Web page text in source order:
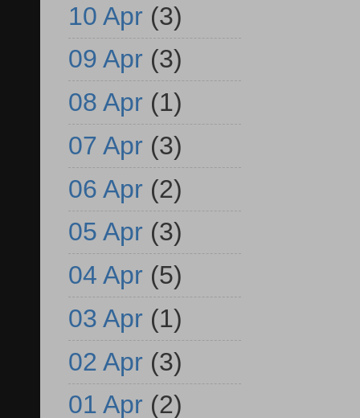
10 Apr (3)
09 Apr (3)
08 Apr (1)
07 Apr (3)
06 Apr (2)
05 Apr (3)
04 Apr (5)
03 Apr (1)
02 Apr (3)
01 Apr (2)